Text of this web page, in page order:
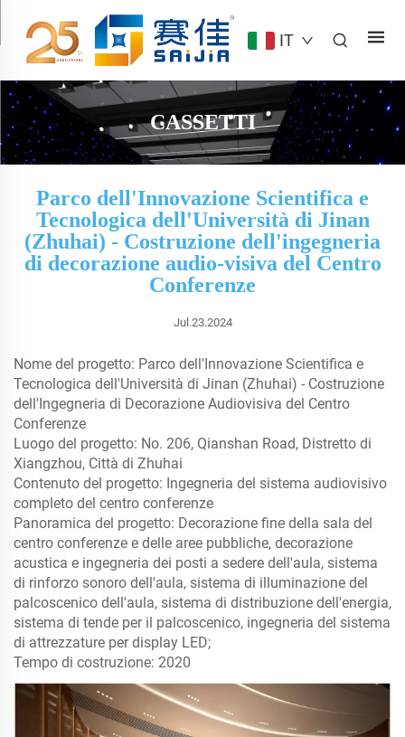
IT
CASSETTI
Parco dell'Innovazione Scientifica e
Tecnologica dell'Università di Jinan
(Zhuhai) - Costruzione dell'ingegneria
di decorazione audio-visiva del Centro
Conferenze
Jul.23.2024
Nome del progetto: Parco dell'Innovazione Scientifica e
Tecnologica dell'Università di Jinan (Zhuhai) - Costruzione
dell'Ingegneria di Decorazione Audiovisiva del Centro
Conferenze
Luogo del progetto: No. 206, Qianshan Road, Distretto di
Xiangzhou, Città di Zhuhai
Contenuto del progetto: Ingegneria del sistema audiovisivo
completo del centro conferenze
Panoramica del progetto: Decorazione fine della sala del
centro conferenze e delle aree pubbliche, decorazione
acustica e ingegneria dei posti a sedere dell'aula, sistema
di rinforzo sonoro dell'aula, sistema di illuminazione del
palcoscenico dell'aula, sistema di distribuzione dell'energia,
sistema di tende per il palcoscenico, ingegneria del sistema
di attrezzature per display LED;
Tempo di costruzione: 2020